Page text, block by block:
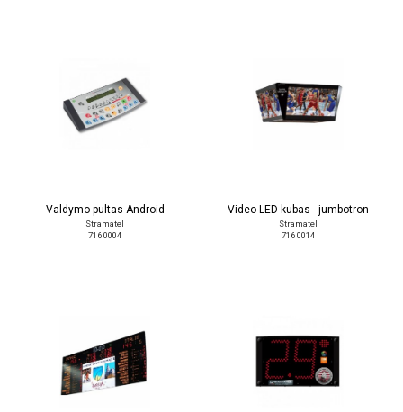
Valdymo pultas Android
Stramatel
716 0004
Video LED kubas - jumbotron
Stramatel
716 0014